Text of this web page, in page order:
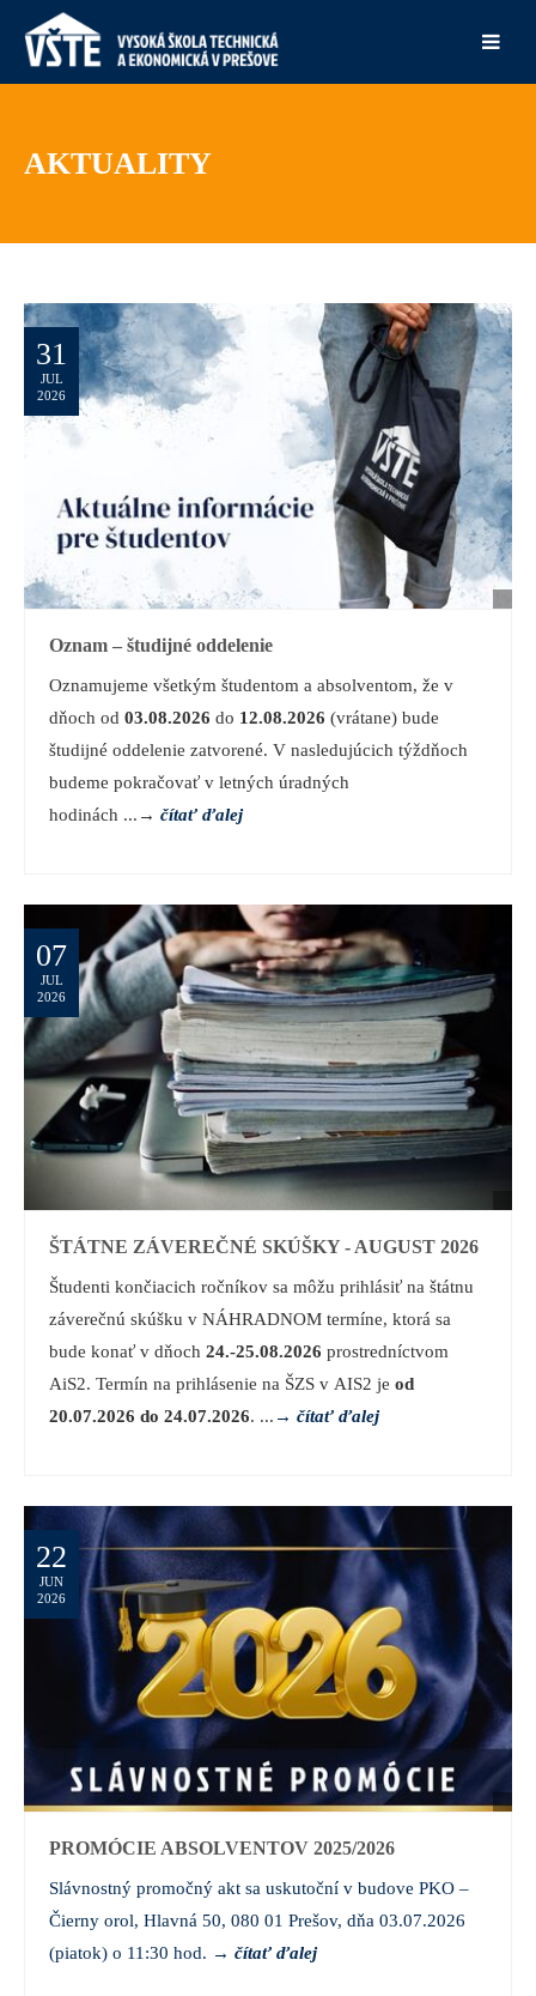
AKTUALITY
31
JUL
2026
Oznam – študijné oddelenie
Oznamujeme všetkým študentom a absolventom, že v
dňoch od03.08.2026 do 12.08.2026 (vrátane) bude
študijné oddelenie zatvorené. V nasledujúcich týždňoch
budeme pokračovať v letných úradných
hodinách ... →čítať ďalej
07
JUL
2026
ŠTÁTNE ZÁVEREČNÉ SKÚŠKY - AUGUST 2026
Študenti končiacich ročníkov sa môžu prihlásiť na štátnu
záverečnú skúšku v NÁHRADNOM termíne, ktorá sa
bude konať v dňoch24.-25.08.2026 prostredníctvom
AiS2. Termín na prihlásenie na ŠZS v AIS2 jeod
20.07.2026 do 24.07.2026. ... → čítať ďalej
22
JUN
2026
PROMÓCIE ABSOLVENTOV 2025/2026
Slávnostný promočný akt sa uskutoční v budove PKO –
Čierny orol, Hlavná 50, 080 01 Prešov, dňa 03.07.2026
(piatok) o 11:30 hod. → čítať ďalej